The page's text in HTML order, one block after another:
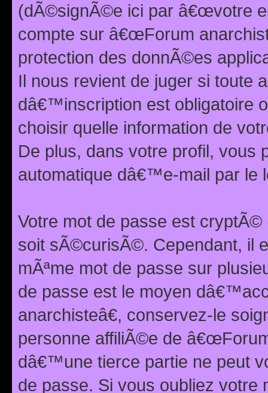
(dÃ©signÃ©e ici par â€œvotre
compte sur â€œForum
protection des donnÃ©es
Il nous revient de juger si toute
dâ€™inscription est obligatoire
choisir quelle information de
De plus, dans votre profil,
automatique dâ€™e-mail par le
Votre mot de passe est
soit sÃ©curisÃ©. Cependant, il
mÃªme mot de passe sur
de passe est le moyen
anarchisteâ€, conservez-le
personne affiliÃ©e de
dâ€™une tierce partie ne peut
de passe. Si vous oubliez votre